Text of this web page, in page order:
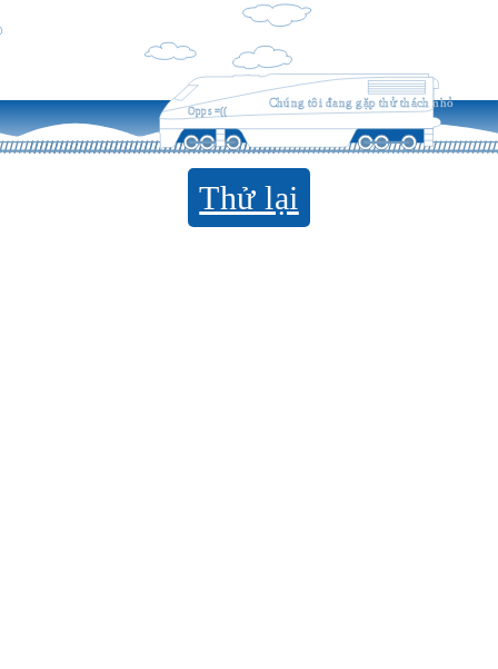
Opps =((
Chúng tôi đang gặp thử thách nhỏ
Thử lại